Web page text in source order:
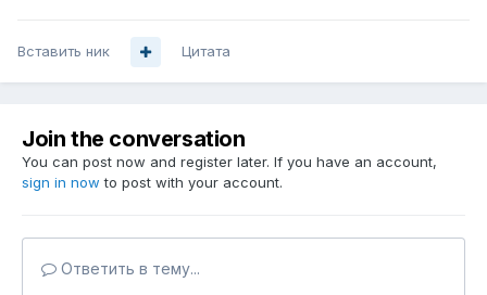
Вставить ник Цитата
Join the conversation
You can post now and register later. If you have an account,
sign in now to post with your account.
Ответить в тему...